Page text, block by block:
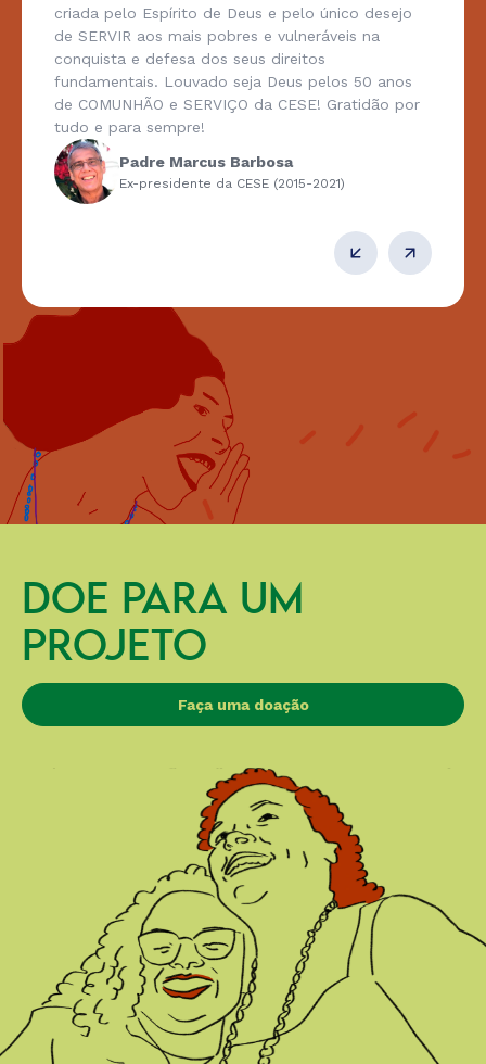
criada pelo Espírito de Deus e pelo único desejo
de SERVIR aos mais pobres e vulneráveis na
conquista e defesa dos seus direitos
fundamentais. Louvado seja Deus pelos 50 anos
de COMUNHÃO e SERVIÇO da CESE! Gratidão por
tudo e para sempre!
Padre Marcus Barbosa
Ex-presidente da CESE (2015-2021)
DOE PARA UM
PROJETO
Faça uma doação